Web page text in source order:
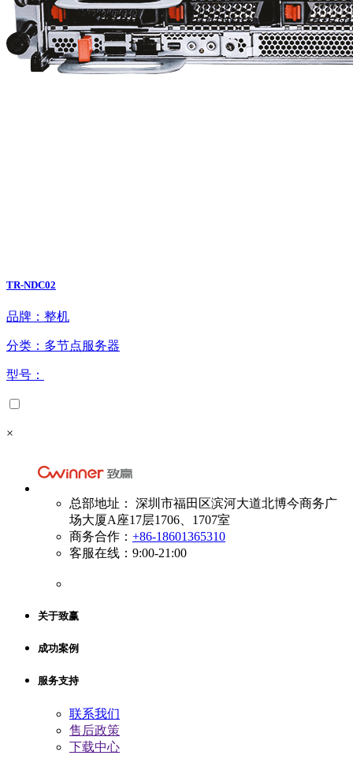
TR-NDC02
品牌：整机
分类：多节点服务器
型号：
×
总部地址： 深圳市福田区滨河大道北博今商务广
场大厦A座17层1706、1707室
商务合作： +86-18601365310
客服在线：9:00-21:00
关于致赢
成功案例
服务支持
联系我们
售后政策
下载中心